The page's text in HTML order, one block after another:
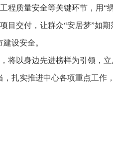
程质量安全等关键环节，用
目交付，让群众“安居梦”如
设安全。
将以身边先进榜样为引领，
，扎实推进中心各项重点工